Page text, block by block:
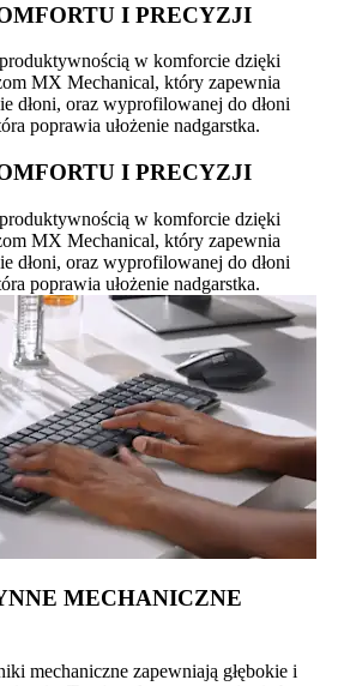
I PRECYZJI
w komforcie dzięki
MX Mechanical, który zapewnia
dłoni, oraz wyprofilowanej do dłoni
poprawia ułożenie nadgarstka.
I PRECYZJI
w komforcie dzięki
MX Mechanical, który zapewnia
dłoni, oraz wyprofilowanej do dłoni
poprawia ułożenie nadgarstka.
MECHANICZNE
mechaniczne zapewniają głębokie i